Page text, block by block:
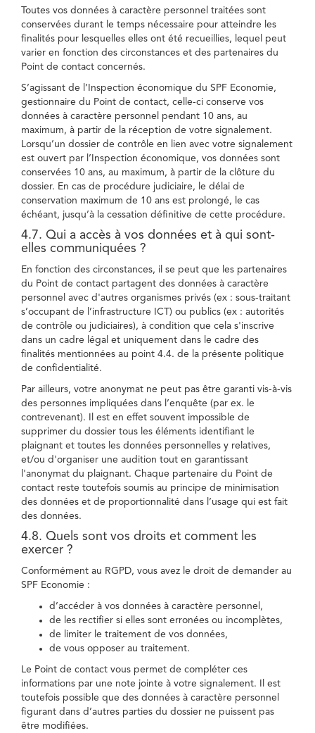
Toutes vos données à caractère personnel traitées sont
conservées durant le temps nécessaire pour atteindre les
finalités pour lesquelles elles ont été recueillies, lequel peut
varier en fonction des circonstances et des partenaires du
Point de contact concernés.
S’agissant de l’Inspection économique du SPF Economie,
gestionnaire du Point de contact, celle-ci conserve vos
données à caractère personnel pendant 10 ans, au
maximum, à partir de la réception de votre signalement.
Lorsqu’un dossier de contrôle en lien avec votre signalement
est ouvert par l’Inspection économique, vos données sont
conservées 10 ans, au maximum, à partir de la clôture du
dossier. En cas de procédure judiciaire, le délai de
conservation maximum de 10 ans est prolongé, le cas
échéant, jusqu’à la cessation définitive de cette procédure.
4.7. Qui a accès à vos données et à qui sont-
elles communiquées ?
En fonction des circonstances, il se peut que les partenaires
du Point de contact partagent des données à caractère
personnel avec d'autres organismes privés (ex : sous-traitant
s’occupant de l’infrastructure ICT) ou publics (ex : autorités
de contrôle ou judiciaires), à condition que cela s'inscrive
dans un cadre légal et uniquement dans le cadre des
finalités mentionnées au point 4.4. de la présente politique
de confidentialité.
Par ailleurs, votre anonymat ne peut pas être garanti vis-à-vis
des personnes impliquées dans l’enquête (par ex. le
contrevenant). Il est en effet souvent impossible de
supprimer du dossier tous les éléments identifiant le
plaignant et toutes les données personnelles y relatives,
et/ou d'organiser une audition tout en garantissant
l'anonymat du plaignant. Chaque partenaire du Point de
contact reste toutefois soumis au principe de minimisation
des données et de proportionnalité dans l’usage qui est fait
des données.
4.8. Quels sont vos droits et comment les
exercer ?
Conformément au RGPD, vous avez le droit de demander au
SPF Economie :
d’accéder à vos données à caractère personnel,
de les rectifier si elles sont erronées ou incomplètes,
de limiter le traitement de vos données,
de vous opposer au traitement.
Le Point de contact vous permet de compléter ces
informations par une note jointe à votre signalement. Il est
toutefois possible que des données à caractère personnel
figurant dans d’autres parties du dossier ne puissent pas
être modifiées.